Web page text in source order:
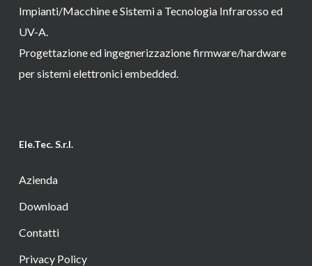
Impianti/Macchine e Sistemi a Tecnologia Infrarosso ed
UV-A.
Progettazione ed ingegnerizzazione firmware/hardware
per sistemi elettronici embedded.
Ele.Tec. S.r.l.
Azienda
Download
Contatti
Privacy Policy